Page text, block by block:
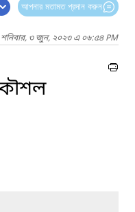
আপনার মতামত প্রদান করুন
শনিবার, ৩ জুন, ২০২৩ এ ০৬:৫৪ PM
কৌশল